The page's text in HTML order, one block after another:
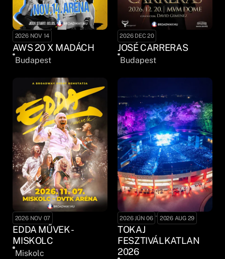
2026 NOV 14
AWS 20 X MADÁCH
Budapest
2026 DEC 20
JOSÉ CARRERAS
Budapest
2026 NOV 07
EDDA MŰVEK -
MISKOLC
Miskolc
2026 JÚN 06 - 2026 AUG 29
TOKAJ
FESZTIVÁLKATLAN
2026